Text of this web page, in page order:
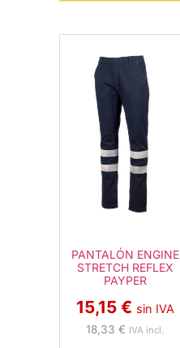
PANTALÓN ENGINE
STRETCH REFLEX
PAYPER
15,15 € sin IVA
18,33€ IVA incl.